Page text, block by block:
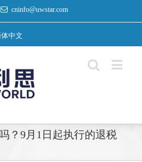
cninfo@uwstar.com
中文
？9月1日起执行的退税